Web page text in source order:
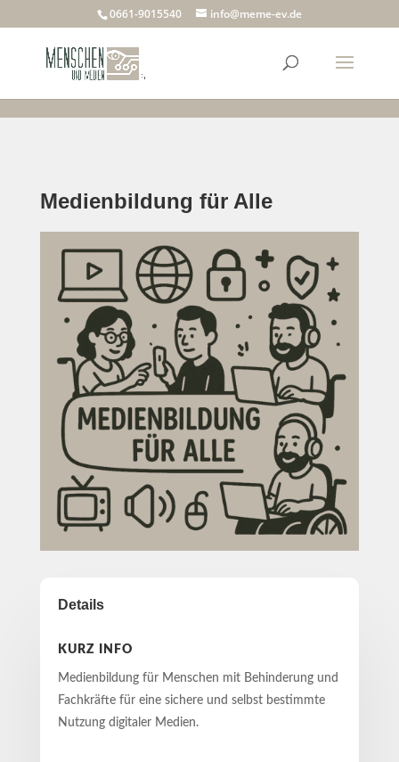
Mastodon Mastodon Mastodon Mastodon
0661-9015540 info@meme-ev.de
Medienbildung für Alle
Details
KURZ INFO
Medienbildung für Menschen mit Behinderung und
Fachkräfte für eine sichere und selbst bestimmte
Nutzung digitaler Medien.